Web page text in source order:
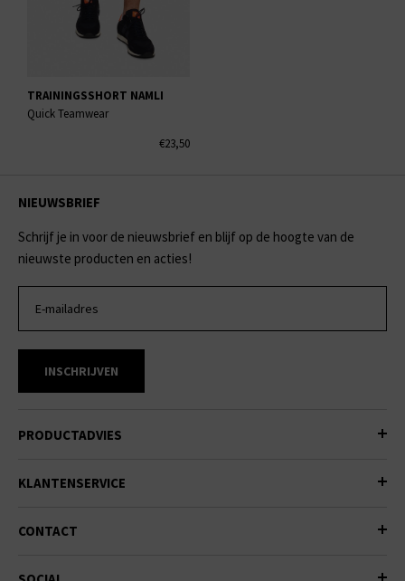
TRAININGSSHORT NAMLI
Quick Teamwear
€23,50
NIEUWSBRIEF
Schrijf je in voor de nieuwsbrief en blijf op de hoogte van de
nieuwste producten en acties!
INSCHRIJVEN
PRODUCTADVIES
KLANTENSERVICE
CONTACT